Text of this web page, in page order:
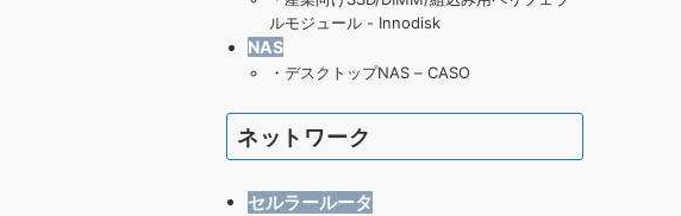
ルモジュール - Innodisk
NAS
・ デスクトップNAS – CASO
ネットワーク
セルラールータ